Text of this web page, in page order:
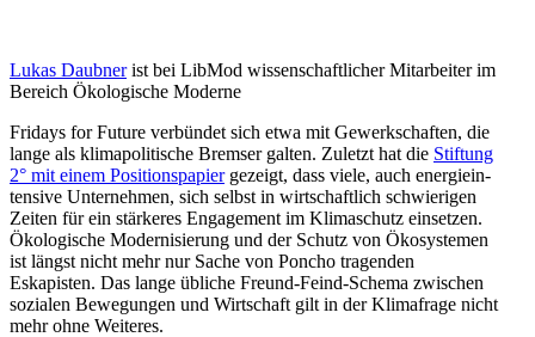
Lukas Daubnerist bei LibMod wissen­schaft­licher Mitar­beiter im
Bereich Ökolo­gische Moderne
Fridays for Future verbündet sich etwa mit Gewerk­schaften, die
lange als klima­po­li­tische Bremser galten. Zuletzt hat die Stiftung
2° mit einem Positi­ons­papiergezeigt, dass viele, auch energie­in­
tensive Unter­nehmen, sich selbst in wirtschaftlich schwie­rigen
Zeiten für ein stärkeres Engagement im Klima­schutz einsetzen.
Ökolo­gische Moder­ni­sierung und der Schutz von Ökosys­temen
ist längst nicht mehr nur Sache von Poncho tragenden
Eskapisten. Das lange übliche Freund-Feind-Schema zwischen
sozialen Bewegungen und Wirtschaft gilt in der Klima­frage nicht
mehr ohne Weiteres.